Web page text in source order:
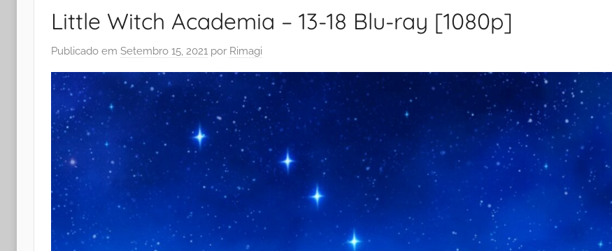
Little Witch Academia – 13-18 Blu-ray [1080p]
Publicado em Setembro 15, 2021 por Rimagi